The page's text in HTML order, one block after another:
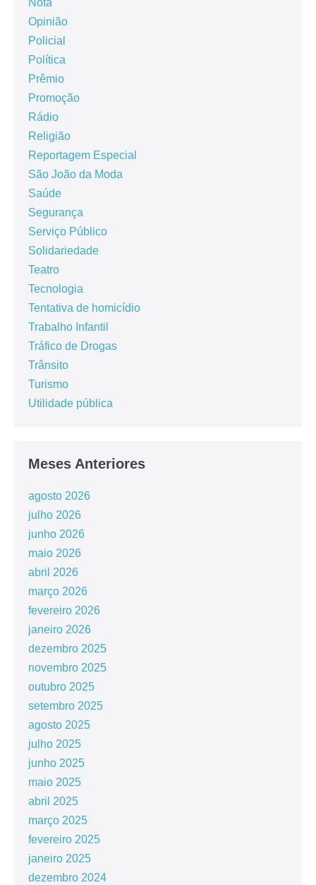
Nota
Opinião
Policial
Política
Prêmio
Promoção
Rádio
Religião
Reportagem Especial
São João da Moda
Saúde
Segurança
Serviço Público
Solidariedade
Teatro
Tecnologia
Tentativa de homicídio
Trabalho Infantil
Tráfico de Drogas
Trânsito
Turismo
Utilidade pública
Meses Anteriores
agosto 2026
julho 2026
junho 2026
maio 2026
abril 2026
março 2026
fevereiro 2026
janeiro 2026
dezembro 2025
novembro 2025
outubro 2025
setembro 2025
agosto 2025
julho 2025
junho 2025
maio 2025
abril 2025
março 2025
fevereiro 2025
janeiro 2025
dezembro 2024